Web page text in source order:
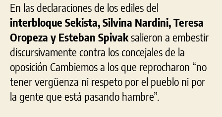
En las declaraciones de los ediles del
interbloque Sekista, Silvina Nardini, Teresa
Oropeza y Esteban Spivaksalieron a embestir
discursivamente contra los concejales de la
oposición Cambiemos a los que reprocharon “no
tener vergüenza ni respeto por el pueblo ni por
la gente que está pasando hambre”.